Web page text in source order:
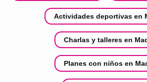
Actividades deportivas en
Charlas y talleres en
Planes con niños en